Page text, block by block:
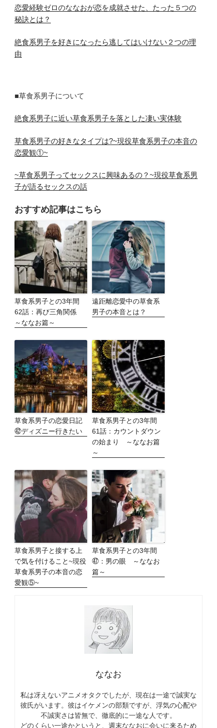
恋愛経験ゼロのななおが恋を成就させた、たった５つの
秘訣とは？
絶食系男子を好きになったら逃してはいけない２つの理
由
■草食系男子について
絶食系男子に近い草食系男子を落とした凄い実体験
草食系男子の好きなタイプは?~現役草食系男子の本音の
恋愛観①~
~草食系男子ってセックスに興味あるの？~現役草食系男
子が語るセックスの話
おすすめ記事はこちら
草食系男子との3年間
62話：再び三角関係
～ななお篇～
遠距離恋愛中の草食系
男子の本音とは？
草食系男子の恋愛日記
㊷ディズニー行きたい
草食系男子との3年間
61話：カウントダウン
の始まり ～ななお篇
～
草食系男子と接する上
で気を付けること~現役
草食系男子の本音の恋
愛観⑤~
草食系男子との3年間
㊼：男の眼 ～ななお
篇～
ななお
私は冴えないアニメオタクでしたが、現在は一途で誠実な
彼氏がいます。彼はイケメンの部類ですが、浮気の心配や
不誠実さは皆無で、徹底的に一途な人です。
どのくらい一途かというと、週末ななおに会いに来るため